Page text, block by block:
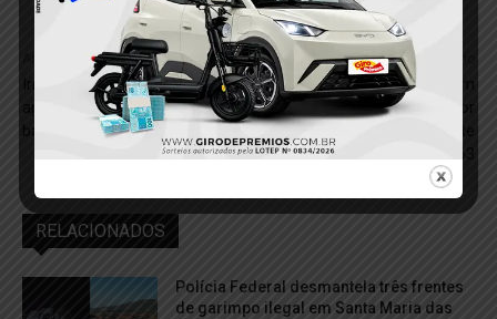
Irmãos gêmeos morrem
após intervenção policial no
bairro da Matinha, em Tucuruí
Novo Progresso tem
domingo marcado por
homicídio brutal e acidente
RELACIONADOS
Polícia Federal desmantela três frentes
de garimpo ilegal em Santa Maria das